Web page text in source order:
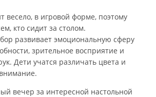
весело, в игровой форме, поэтому
кто сидит за столом.
развивает эмоциональную сферу
зрительное восприятие и
Дети учатся различать цвета и
вечер за интересной настольной